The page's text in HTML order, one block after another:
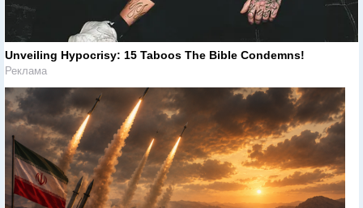
Unveiling Hypocrisy: 15 Taboos The Bible Condemns!
Реклама